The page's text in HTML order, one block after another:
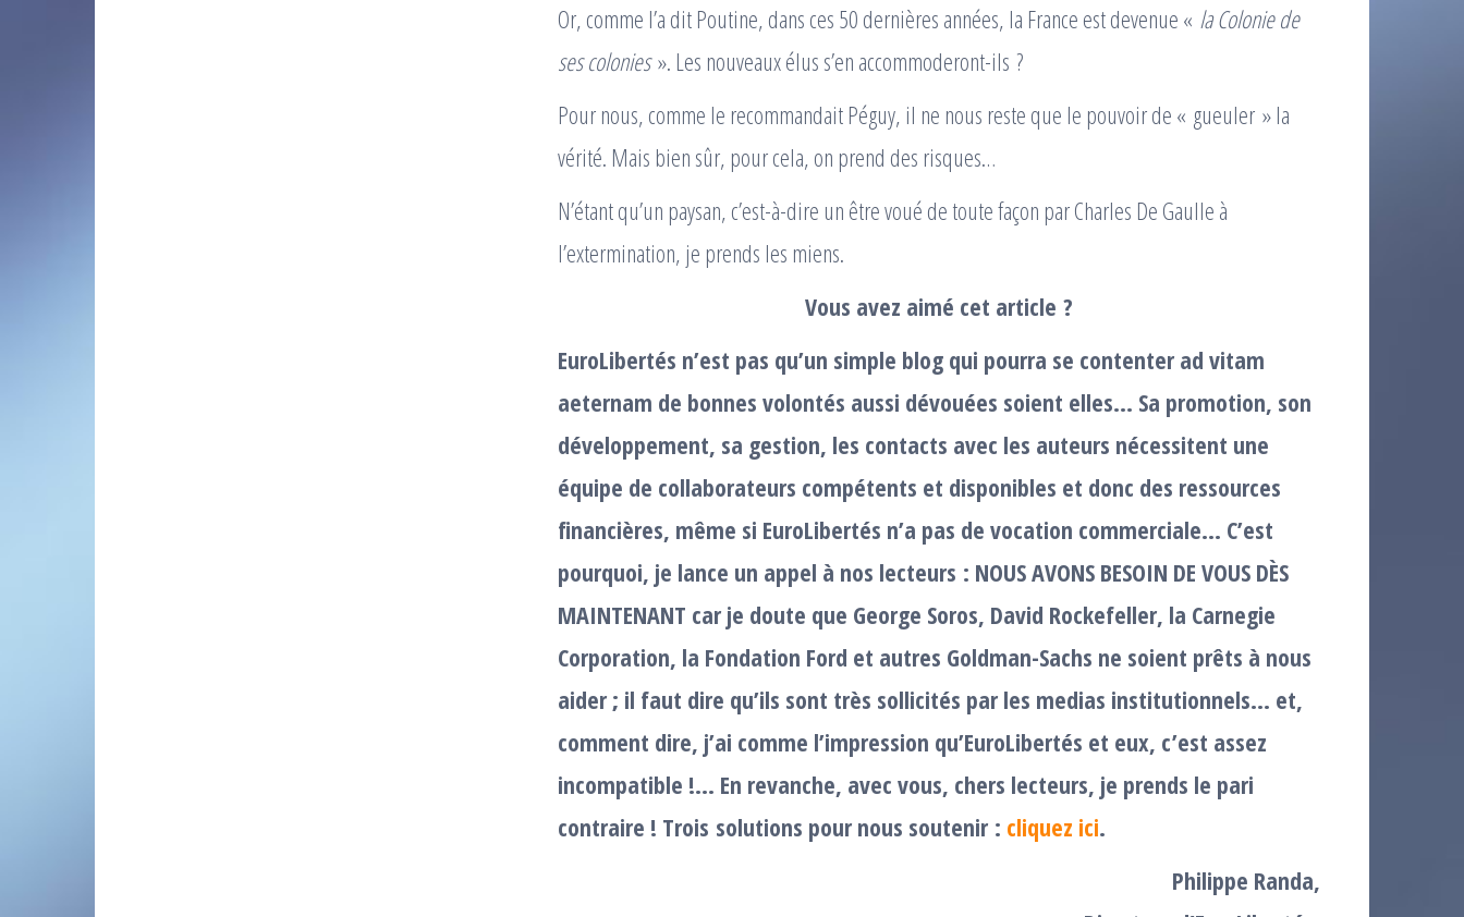
Or, comme l’a dit Poutine, dans ces 50 dernières années, la France est devenue « la Colonie de
ses colonies». Les nouveaux élus s’en accommoderont-ils ?
Pour nous, comme le recommandait Péguy, il ne nous reste que le pouvoir de « gueuler » la
vérité. Mais bien sûr, pour cela, on prend des risques…
N’étant qu’un paysan, c’est-à-dire un être voué de toute façon par Charles De Gaulle à
l’extermination, je prends les miens.
Vous avez aimé cet article ?
EuroLibertés n’est pas qu’un simple blog qui pourra se contenter ad vitam
aeternam de bonnes volontés aussi dévouées soient elles… Sa promotion, son
développement, sa gestion, les contacts avec les auteurs nécessitent une
équipe de collaborateurs compétents et disponibles et donc des ressources
financières, même si EuroLibertés n’a pas de vocation commerciale… C’est
pourquoi, je lance un appel à nos lecteurs : NOUS AVONS BESOIN DE VOUS DÈS
MAINTENANT car je doute que George Soros, David Rockefeller, la Carnegie
Corporation, la Fondation Ford et autres Goldman-Sachs ne soient prêts à nous
aider ; il faut dire qu’ils sont très sollicités par les medias institutionnels… et,
comment dire, j’ai comme l’impression qu’EuroLibertés et eux, c’est assez
incompatible !… En revanche, avec vous, chers lecteurs, je prends le pari
contraire ! Trois solutions pour nous soutenir : cliquez ici.
Philippe Randa,